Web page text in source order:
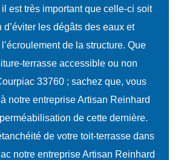
est très important que celle-ci soit
d’éviter les dégâts des eaux et
de la structure. Que
terrasse accessible ou non
33760 ; sachez que, vous
notre entreprise Artisan Reinhard
de cette dernière.
de votre toit-terrasse dans
notre entreprise Artisan Reinhard